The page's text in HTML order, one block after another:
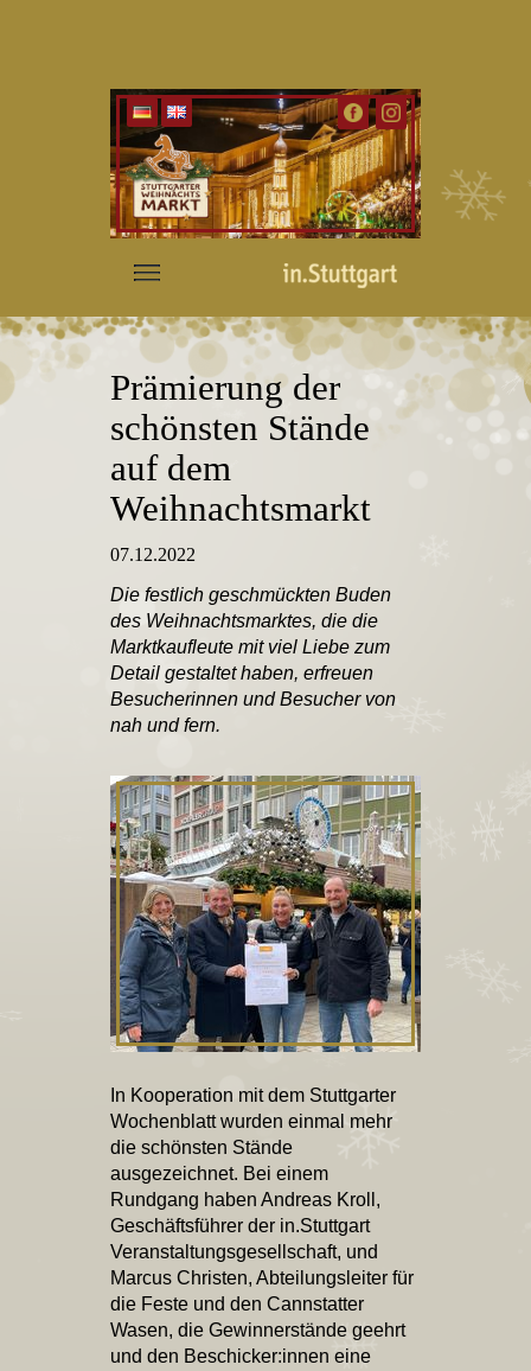
Prämierung der
schönsten Stände
auf dem
Weihnachtsmarkt
07.12.2022
Die festlich geschmückten Buden
des Weihnachtsmarktes, die die
Marktkaufleute mit viel Liebe zum
Detail gestaltet haben, erfreuen
Besucherinnen und Besucher von
nah und fern.
In Kooperation mit dem Stuttgarter
Wochenblatt wurden einmal mehr
die schönsten Stände
ausgezeichnet. Bei einem
Rundgang haben Andreas Kroll,
Geschäftsführer der in.Stuttgart
Veranstaltungsgesellschaft, und
Marcus Christen, Abteilungsleiter für
die Feste und den Cannstatter
Wasen, die Gewinnerstände geehrt
und den Beschicker:innen eine